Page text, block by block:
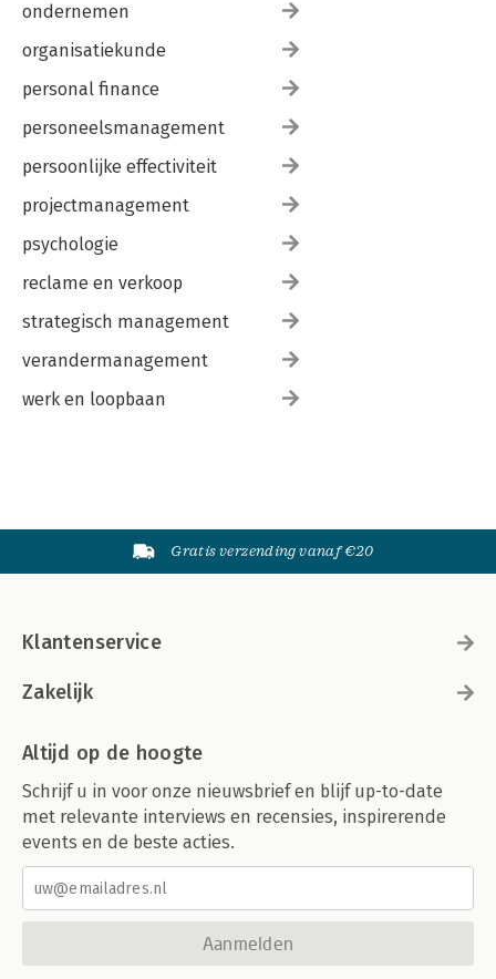
ondernemen
organisatiekunde
personal finance
personeelsmanagement
persoonlijke effectiviteit
projectmanagement
psychologie
reclame en verkoop
strategisch management
verandermanagement
werk en loopbaan
Gratis verzending vanaf €20
Klantenservice
Zakelijk
Altijd op de hoogte
Schrijf u in voor onze nieuwsbrief en blijf up-to-date
met relevante interviews en recensies, inspirerende
events en de beste acties.
Aanmelden